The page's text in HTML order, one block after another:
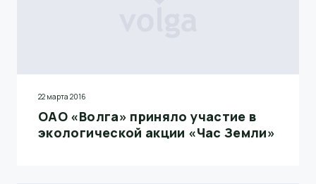
22 марта 2016
ОАО «Волга» приняло участие в
экологической акции «Час Земли»